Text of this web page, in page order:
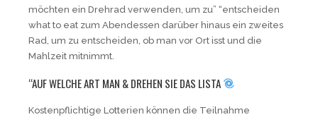
möchten ein Drehrad verwenden, um zu” “entscheiden
what to eat zum Abendessen darüber hinaus ein zweites
Rad, um zu entscheiden, ob man vor Ort isst und die
Mahlzeit mitnimmt.
“AUF WELCHE ART MAN & DREHEN SIE DAS LISTA
Kostenpflichtige Lotterien können die Teilnahme